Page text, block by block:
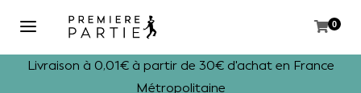
0
Livraison à 0,01€ à partir de 30€ d'achat en France
Métropolitaine